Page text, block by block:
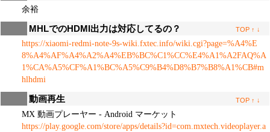
余裕
MHLでのHDMI出力は対応してるの？ TOP ↑ ↓
https://xiaomi-redmi-note-9s-wiki.fxtec.info/wiki.cgi?page=%A4%E
8%A4%AF%A4%A2%A4%EB%BC%C1%CC%E4%A1%A2FAQ%A
1%CA%A5%CF%A1%BC%A5%C9%B4%D8%B7%B8%A1%CB#m
hlhdmi
動画再生 TOP ↑ ↓
MX 動画プレーヤー - Android マーケット
https://play.google.com/store/apps/details?id=com.mxtech.videoplayer.a